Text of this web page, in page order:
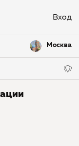
Вход
Москва